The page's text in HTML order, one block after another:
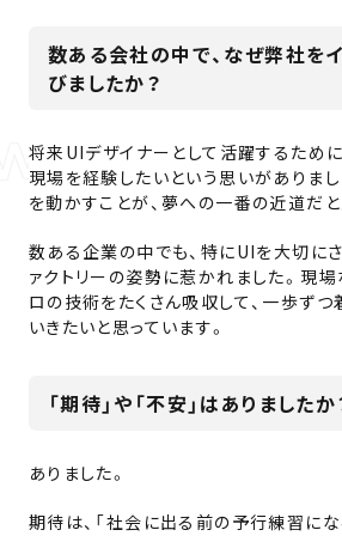
数ある会社の中で、なぜ弊社を
びましたか？
将来UIデザイナーとして活躍するため
現場を経験したいという思いがありま
を動かすことが、夢への一番の近道だと
数ある企業の中でも、特にUIを大切に
ァクトリーの姿勢に惹かれました。現
ロの技術をたくさん吸収して、一歩ず
いきたいと思っています。
「期待」や「不安」はありましたか
ありました。
期待は、「社会に出る前の予行練習にな